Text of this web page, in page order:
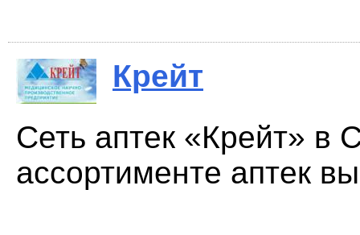
Крейт
Сеть аптек «Крейт» в
ассортименте аптек